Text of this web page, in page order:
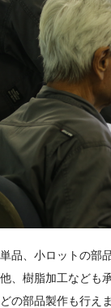
単品、小ロットの部
他、樹脂加工なども
どの部品製作も行え